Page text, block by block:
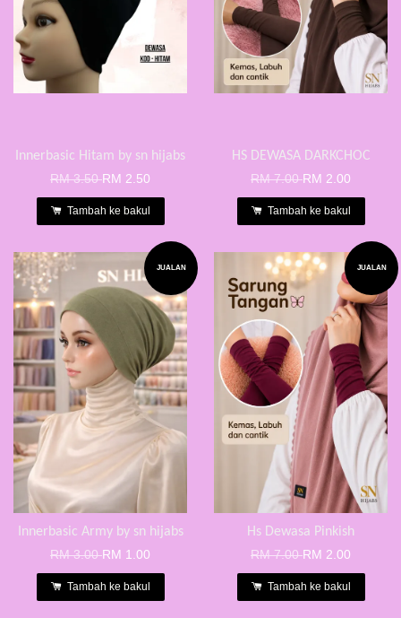
Innerbasic Hitam by sn hijabs
RM 3.50RM 2.50
Tambah ke bakul
HS DEWASA DARKCHOC
RM 7.00RM 2.00
Tambah ke bakul
JUALAN
Innerbasic Army by sn hijabs
RM 3.00RM 1.00
Tambah ke bakul
JUALAN
Hs Dewasa Pinkish
RM 7.00RM 2.00
Tambah ke bakul